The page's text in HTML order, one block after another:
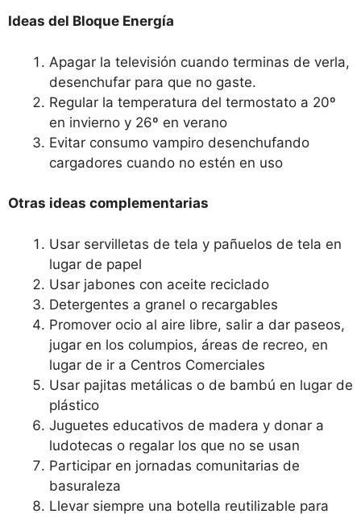
Ideas del Bloque Energía
Apagar la televisión cuando terminas de verla,
desenchufar para que no gaste.
Regular la temperatura del termostato a 20º
en invierno y 26º en verano
Evitar consumo vampiro desenchufando
cargadores cuando no estén en uso
Otras ideas complementarias
Usar servilletas de tela y pañuelos de tela en
lugar de papel
Usar jabones con aceite reciclado
Detergentes a granel o recargables
Promover ocio al aire libre, salir a dar paseos,
jugar en los columpios, áreas de recreo, en
lugar de ir a Centros Comerciales
Usar pajitas metálicas o de bambú en lugar de
plástico
Juguetes educativos de madera y donar a
ludotecas o regalar los que no se usan
Participar en jornadas comunitarias de
basuraleza
Llevar siempre una botella reutilizable para